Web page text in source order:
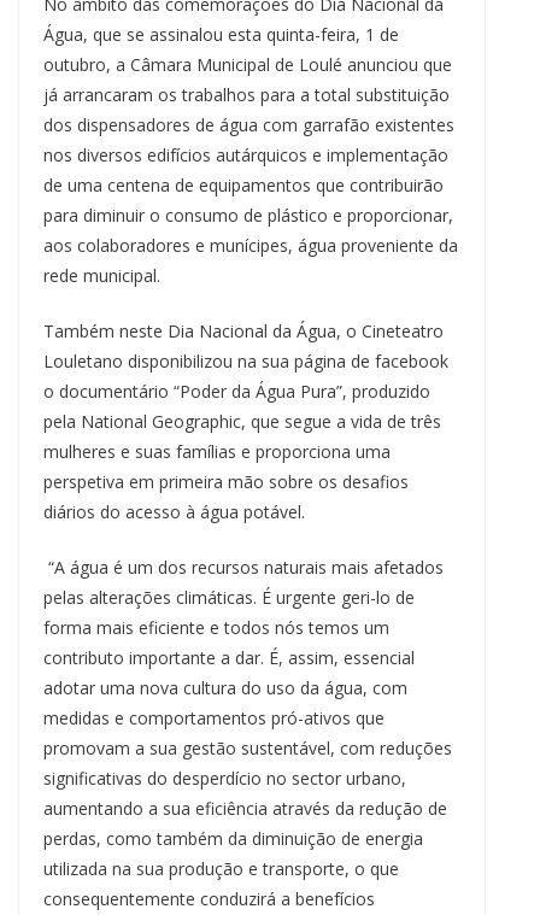
e
b
o
o
k
e
s
k
y
e
a
d
s
t
e
r
e
s
t
k
e
d
I
n
t
s
A
p
p
e
g
r
a
m
i
l
n
t
y
L
i
n
k
r
e
Água, que se assinalou esta quinta-feira, 1 de
outubro, a Câmara Municipal de Loulé anunciou que
já arrancaram os trabalhos para a total substituição
dos dispensadores de água com garrafão existentes
nos diversos edifícios autárquicos e implementação
de uma centena de equipamentos que contribuirão
para diminuir o consumo de plástico e proporcionar,
aos colaboradores e munícipes, água proveniente da
rede municipal.
Também neste Dia Nacional da Água, o Cineteatro
Louletano disponibilizou na sua página de facebook
o documentário “Poder da Água Pura”, produzido
pela National Geographic, que segue a vida de três
mulheres e suas famílias e proporciona uma
perspetiva em primeira mão sobre os desafios
diários do acesso à água potável.
“A água é um dos recursos naturais mais afetados
pelas alterações climáticas. É urgente geri-lo de
forma mais eficiente e todos nós temos um
contributo importante a dar. É, assim, essencial
adotar uma nova cultura do uso da água, com
medidas e comportamentos pró-ativos que
promovam a sua gestão sustentável, com reduções
significativas do desperdício no sector urbano,
aumentando a sua eficiência através da redução de
perdas, como também da diminuição de energia
utilizada na sua produção e transporte, o que
consequentemente conduzirá a benefícios